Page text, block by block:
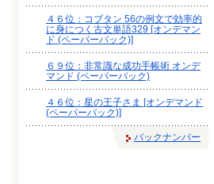
４６位：コブタン 56の例文で効率的
に身につく古文単語329 [オンデマン
ド (ペーパーバック)]
６９位：非常識な成功手帳術 オンデ
マンド (ペーパーバック)
４６位：星の王子さま [オンデマンド
(ペーパーバック)]
バックナンバー